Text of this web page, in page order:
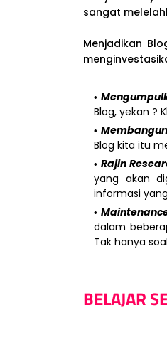
sangat
Menjadikan
Blog, yekan ?
Blog kita itu
Rajin
yang akan
informasi
dalam
Tak hanya
BELAJAR